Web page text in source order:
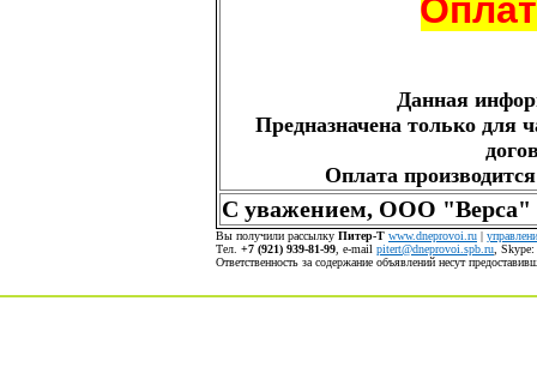
Данная
Предназначена только для
Оплата
С уважением, ООО "Верса"
Вы получили рассылку Питер-Т www.dneprovoi.ru |
Тел. +7 (921) 939-81-99 , е-mail pitert@dneprovoi.spb.ru , Skype:
Ответственность за содержание объявлений несут